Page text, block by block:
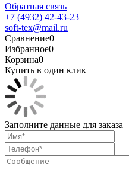
Обратная связь
+7 (4932) 42-43-23
soft-tex@mail.ru
Сравнение0
Избранное0
Корзина0
Купить в один клик
Заполните данные для заказа